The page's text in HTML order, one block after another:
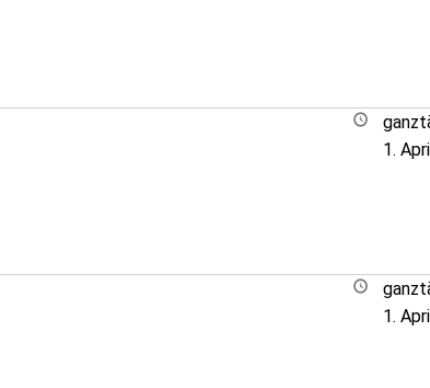
1.
1.